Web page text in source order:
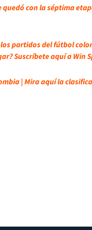
quedó con la séptima
los partidos del fútbol
Suscríbete aquí a Win
| Mira aquí la